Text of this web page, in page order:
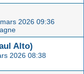
2026 09:36
Alto)
2026 08:38